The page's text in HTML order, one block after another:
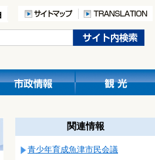
関連情報
青少年育成魚津市民会議